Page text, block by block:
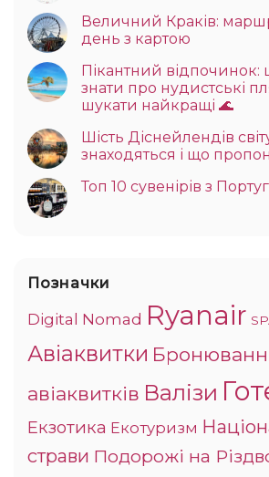
Величний Краків:
день з картою
Пікантний відпочинок:
знати про нудистські
шукати найкращі 🌊
Шість Діснейлендів
знаходяться і що
Топ 10 сувенірів з
Позначки
Digital Nomad Ryanair
Авіаквитки
авіаквитків Валізи
Екзотика Екотуризм
страви Подорожі на